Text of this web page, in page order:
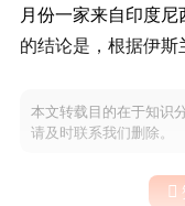
月份一家来自印度
的结论是，根据伊斯
本文转载目的在于知识
请及时联系我们删除。
